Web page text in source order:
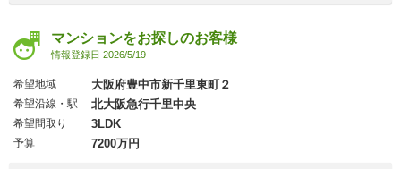
マンションをお探しのお客様
情報登録日 2026/5/19
希望地域 大阪府豊中市新千里東町２
希望沿線・駅 北大阪急行千里中央
希望間取り 3LDK
予算 7200万円